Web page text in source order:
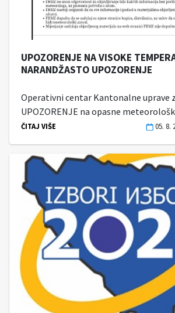
UPOZORENJE NA VISOKE
NARANDŽASTO UPOZORENJE
Operativni centar Kantonalne uprave
UPOZORENJE na opasne
ČITAJ VIŠE 05. 8.